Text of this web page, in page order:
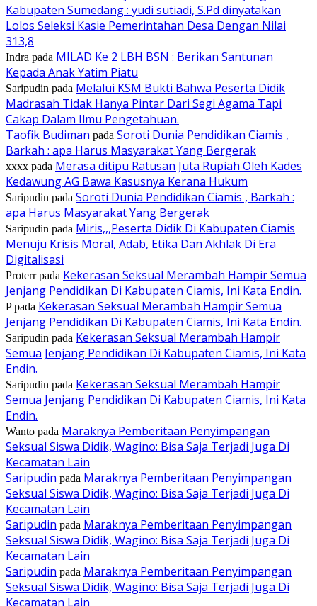
Kabupaten Sumedang : yudi sutiadi, S.Pd dinyatakan
Lolos Seleksi Kasie Pemerintahan Desa Dengan Nilai
313,8
Indra pada MILAD Ke 2 LBH BSN : Berikan Santunan
Kepada Anak Yatim Piatu
Saripudin pada Melalui KSM Bukti Bahwa Peserta Didik
Madrasah Tidak Hanya Pintar Dari Segi Agama Tapi
Cakap Dalam Ilmu Pengetahuan.
Taofik Budiman pada Soroti Dunia Pendidikan Ciamis ,
Barkah : apa Harus Masyarakat Yang Bergerak
xxxx pada Merasa ditipu Ratusan Juta Rupiah Oleh Kades
Kedawung AG Bawa Kasusnya Kerana Hukum
Saripudin pada Soroti Dunia Pendidikan Ciamis , Barkah :
apa Harus Masyarakat Yang Bergerak
Saripudin pada Miris,,,Peserta Didik Di Kabupaten Ciamis
Menuju Krisis Moral, Adab, Etika Dan Akhlak Di Era
Digitalisasi
Proterrpada Kekerasan Seksual Merambah Hampir Semua
Jenjang Pendidikan Di Kabupaten Ciamis, Ini Kata Endin.
Ppada Kekerasan Seksual Merambah Hampir Semua
Jenjang Pendidikan Di Kabupaten Ciamis, Ini Kata Endin.
Saripudin pada Kekerasan Seksual Merambah Hampir
Semua Jenjang Pendidikan Di Kabupaten Ciamis, Ini Kata
Endin.
Saripudin pada Kekerasan Seksual Merambah Hampir
Semua Jenjang Pendidikan Di Kabupaten Ciamis, Ini Kata
Endin.
Wanto pada Maraknya Pemberitaan Penyimpangan
Seksual Siswa Didik, Wagino: Bisa Saja Terjadi Juga Di
Kecamatan Lain
Saripudin pada Maraknya Pemberitaan Penyimpangan
Seksual Siswa Didik, Wagino: Bisa Saja Terjadi Juga Di
Kecamatan Lain
Saripudin pada Maraknya Pemberitaan Penyimpangan
Seksual Siswa Didik, Wagino: Bisa Saja Terjadi Juga Di
Kecamatan Lain
Saripudin pada Maraknya Pemberitaan Penyimpangan
Seksual Siswa Didik, Wagino: Bisa Saja Terjadi Juga Di
Kecamatan Lain